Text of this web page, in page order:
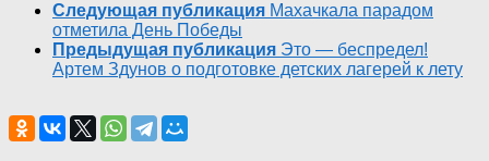
Следующая публикация Махачкала парадом
отметила День Победы
Предыдущая публикация Это — беспредел!
Артем Здунов о подготовке детских лагерей к лету